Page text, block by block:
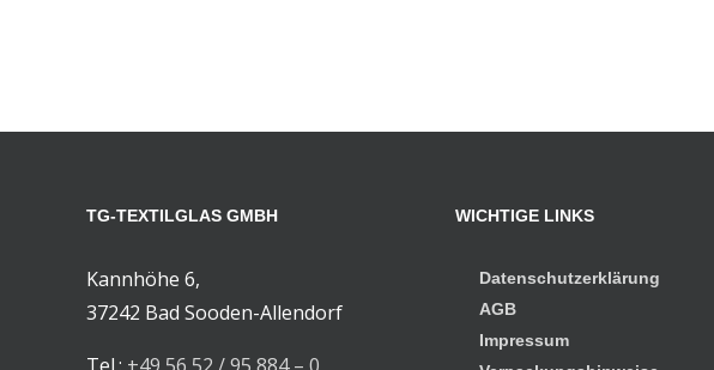
TG-TEXTILGLAS GMBH
Kannhöhe 6,
37242 Bad Sooden-Allendorf
WICHTIGE LINKS
Datenschutzerklärung
AGB
Impressum